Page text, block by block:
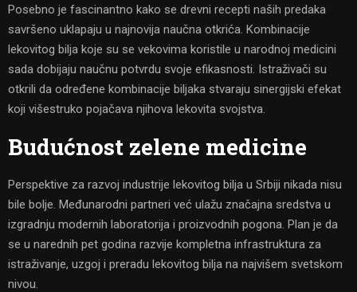
Posebno je fascinantno kako se drevni recepti naših predaka
savršeno uklapaju u najnovija naučna otkrića. Kombinacije
lekovitog bilja koje su se vekovima koristile u narodnoj medicini
sada dobijaju naučnu potvrdu svoje efikasnosti. Istraživači su
otkrili da određene kombinacije biljaka stvaraju sinergijski efekat
koji višestruko pojačava njihova lekovita svojstva.
Budućnost zelene medicine
Perspektive za razvoj industrije lekovitog bilja u Srbiji nikada nisu
bile bolje. Međunarodni partneri već ulažu značajna sredstva u
izgradnju modernih laboratorija i proizvodnih pogona. Plan je da
se u narednih pet godina razvije kompletna infrastruktura za
istraživanje, uzgoj i preradu lekovitog bilja na najvišem svetskom
nivou.